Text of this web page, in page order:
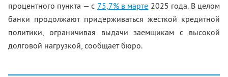
процентного пункта — с 75,7% в марте 2025 года. В целом
банки продолжают придерживаться жесткой кредитной
политики, ограничивая выдачи заемщикам с высокой
долговой нагрузкой, сообщает бюро.